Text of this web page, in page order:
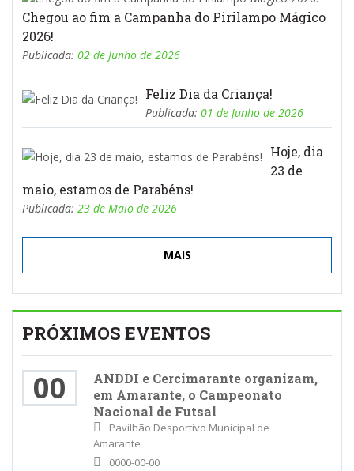
Chegou ao fim a Campanha do Pirilampo Mágico
2026!
Publicada: 02 de Junho de 2026
Feliz Dia da Criança!
Publicada: 01 de Junho de 2026
Hoje, dia
23 de
maio, estamos de Parabéns!
Publicada: 23 de Maio de 2026
MAIS
PRÓXIMOS EVENTOS
00
ANDDI e Cercimarante organizam,
em Amarante, o Campeonato
Nacional de Futsal
Pavilhão Desportivo Municipal de
Amarante
0000-00-00